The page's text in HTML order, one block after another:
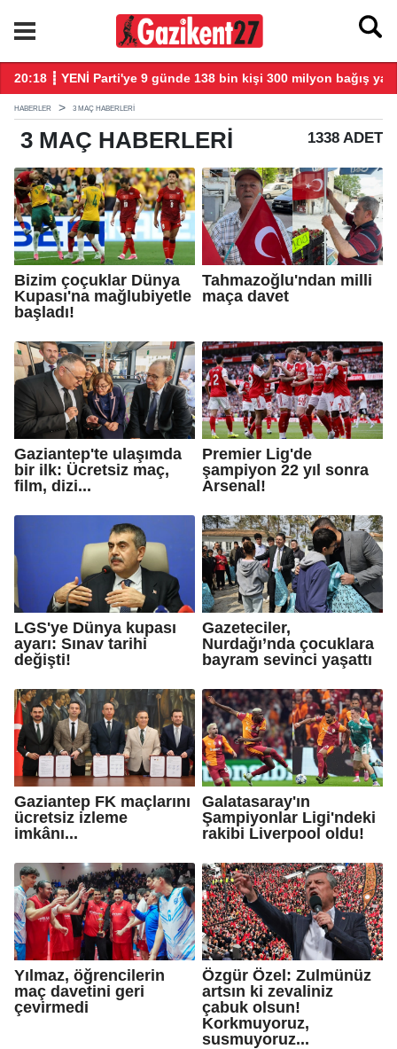
başladı
20:18 ┋ YENİ Parti'ye 9 günde 138 bin kişi 300 milyon bağış
HABERLER 3 MAÇ HABERLERI
3 MAÇ HABERLERI 1338 ADET
Bizim çoçuklar Dünya
Kupası'na mağlubiyetle
başladı!
Tahmazoğlu'ndan milli
maça davet
Gaziantep'te ulaşımda
bir ilk: Ücretsiz maç,
film, dizi...
Premier Lig'de
şampiyon 22 yıl sonra
Arsenal!
LGS'ye Dünya kupası
ayarı: Sınav tarihi
değişti!
Gazeteciler,
Nurdağı’nda çocuklara
bayram sevinci yaşattı
Gaziantep FK maçlarını
ücretsiz izleme
imkânı...
Galatasaray'ın
Şampiyonlar Ligi'ndeki
rakibi Liverpool oldu!
Yılmaz, öğrencilerin
maç davetini geri
çevirmedi
Özgür Özel: Zulmünüz
artsın ki zevaliniz
çabuk olsun!
Korkmuyoruz,
susmuyoruz...